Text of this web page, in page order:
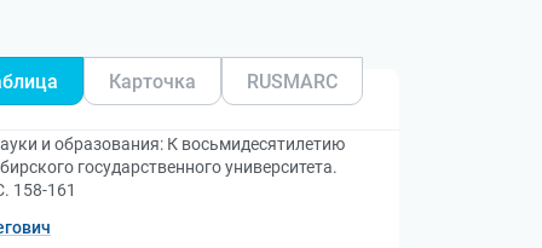
Карточка RUSMARC
и образования: К восьмидесятилетию
государственного университета.
158-161